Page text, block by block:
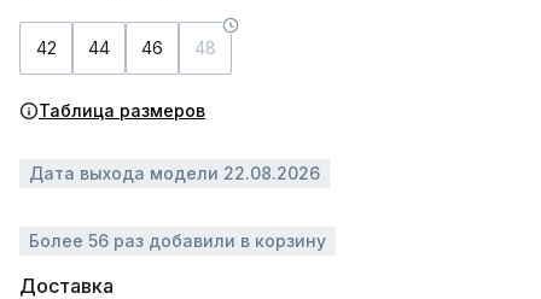
42 44 46 48
Таблица размеров
Дата выхода модели 22.08.2026
Более 56 раз добавили в корзину
Доставка